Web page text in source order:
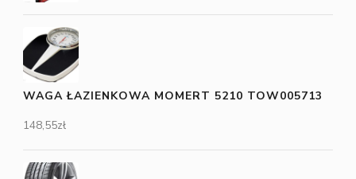
WAGA ŁAZIENKOWA MOMERT 5210 TOW005713
148,55zł